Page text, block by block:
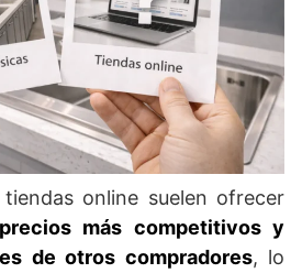
online suelen ofrecer
más competitivos y
de otros compradores, lo